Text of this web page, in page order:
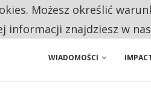
WŁASNĄ FIRMĘ. INNYM JUŻ
WIADOMOŚCI
Możesz określić
informacji znajdziesz w